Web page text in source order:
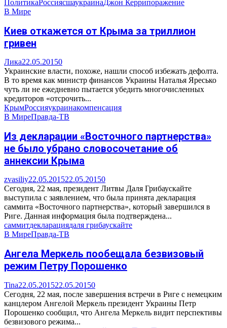
Политика РоссиясшаукраинаДжон Керрипоражение
В Мире
Киев откажется от Крыма за триллион
гривен
Лика22.05.20150
Украинские власти, похоже, нашли способ избежать дефолта.
В то время как министр финансов Украины Наталья Яресько
чуть ли не ежедневно пытается убедить многочисленных
кредиторов «отсрочить...
КрымРоссияукраинакомпенсация
В МиреПравда-ТВ
Из декларации «Восточного партнерства»
не было убрано словосочетание об
аннексии Крыма
zvasiliy22.05.201522.05.20150
Сегодня, 22 мая, президент Литвы Даля Грибаускайте
выступила с заявлением, что была принята декларация
саммита «Восточного партнерства», который завершился в
Риге. Данная информация была подтверждена...
саммитдекларациядаля грибаускайте
В МиреПравда-ТВ
Ангела Меркель пообещала безвизовый
режим Петру Порошенко
Tina22.05.201522.05.20150
Сегодня, 22 мая, после завершения встречи в Риге с немецким
канцлером Ангелой Меркель президент Украины Петр
Порошенко сообщил, что Ангела Меркель видит перспективы
безвизового режима...